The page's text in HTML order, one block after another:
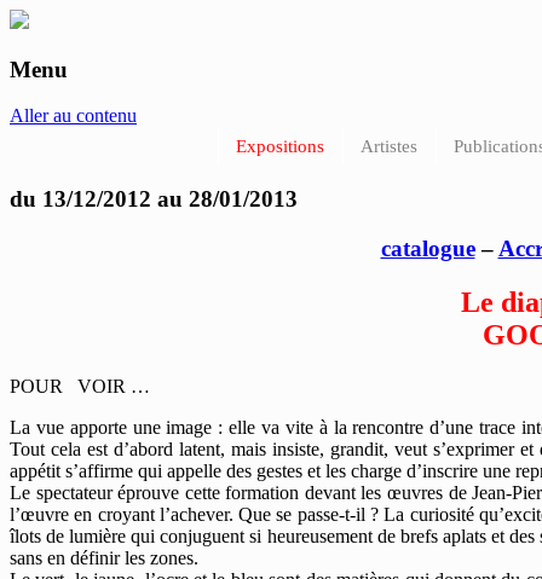
anne-marie et roland pallade galerie art
Menu
Aller au contenu
Expositions Artistes
du 13/12/2012 au 28/01/2013
catalogue–
Le
POUR VOIR …
La vue apporte une image : elle va vite à la rencontre d’une trace
Tout cela est d’abord latent, mais insiste, grandit, veut s’exprimer
appétit s’affirme qui appelle des gestes et les charge d’inscrire une
Le spectateur éprouve cette formation devant les œuvres de Jean-
l’œuvre en croyant l’achever. Que se passe-t-il ? La curiosité
îlots de lumière qui conjuguent si heureusement de brefs aplats et
sans en définir les zones.